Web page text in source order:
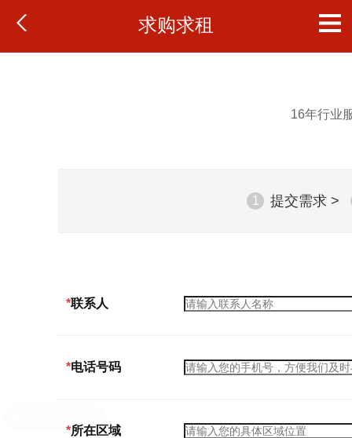
求购求租
16年行业
1 提交需求 >
*联系人
*电话号码
*所在区域